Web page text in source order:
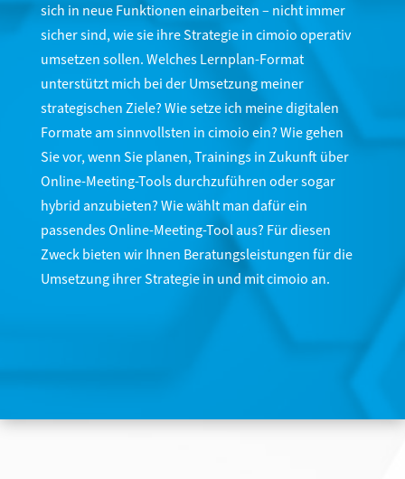
sich in neue Funktionen einarbeiten – nicht immer
sicher sind, wie sie ihre Strategie in cimoio operativ
umsetzen sollen. Welches Lernplan-Format
unterstützt mich bei der Umsetzung meiner
strategischen Ziele? Wie setze ich meine digitalen
Formate am sinnvollsten in cimoio ein? Wie gehen
Sie vor, wenn Sie planen, Trainings in Zukunft über
Online-Meeting-Tools durchzuführen oder sogar
hybrid anzubieten? Wie wählt man dafür ein
passendes Online-Meeting-Tool aus? Für diesen
Zweck bieten wir Ihnen Beratungsleistungen für die
Umsetzung ihrer Strategie in und mit cimoio an.